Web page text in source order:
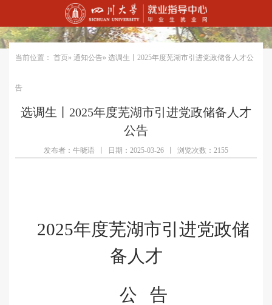
当前位置： 首页» 通知公告» 选调生丨2025年度芜湖市引进党政储备人才公
告
选调生丨2025年度芜湖市引进党政储备人才
公告
发布者：牛晓语 日期：2025-03-26 浏览次数：2155
2025年度芜湖市引进党政储
备人才
公
告